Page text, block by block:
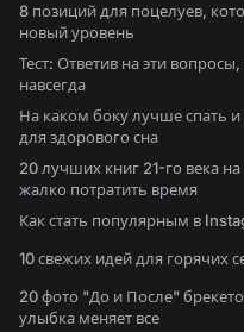
8 позиций для поцелуев,
новый уровень
Тест: Ответив на эти
навсегда
На каком боку лучше спать
для здорового сна
20 лучших книг 21-го века
жалко потратить время
Как стать популярным в
10 свежих идей для горячих
20 фото "До и После"
улыбка меняет все